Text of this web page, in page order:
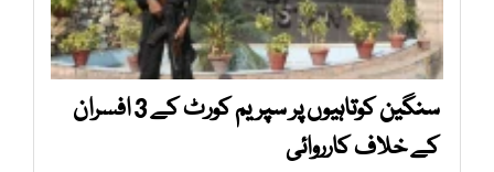
سنگین کوتاہیوں پر سپریم کورٹ کے 3 افسران
کے خلاف کارروائی